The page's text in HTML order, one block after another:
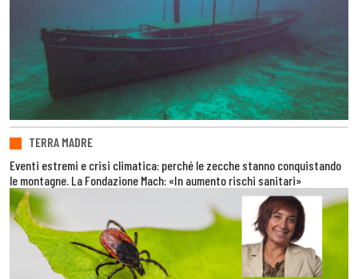
TERRA MADRE
Eventi estremi e crisi climatica: perché le zecche stanno conquistando
le montagne. La Fondazione Mach: «In aumento rischi sanitari»